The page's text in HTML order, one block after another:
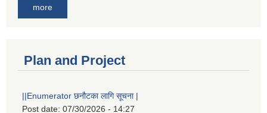
more
Plan and Project
||Enumerator छनौटका लागि सूचना |
Post date: 07/30/2026 - 14:27